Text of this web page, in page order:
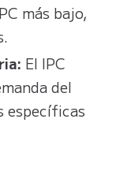
más bajo,
El IPC
del
específicas